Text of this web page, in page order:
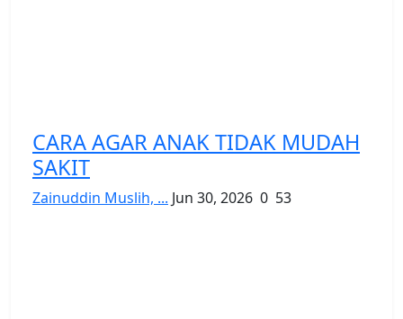
CARA AGAR ANAK TIDAK MUDAH
SAKIT
Zainuddin Muslih, ... Jun 30, 2026 0 53